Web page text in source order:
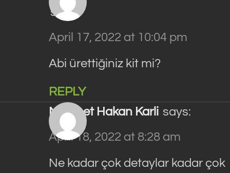
says:
April 17, 2022 at 10:04 pm
Abi ürettiğiniz kit mi?
REPLY
Mehmet Hakan Karli says:
April 18, 2022 at 8:28 am
Ne kadar çok detaylar kadar çok